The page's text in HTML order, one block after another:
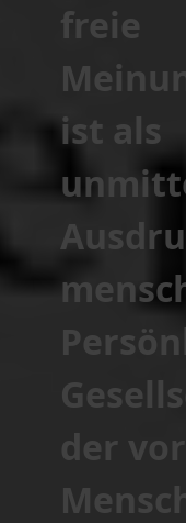
freie
ist als
der